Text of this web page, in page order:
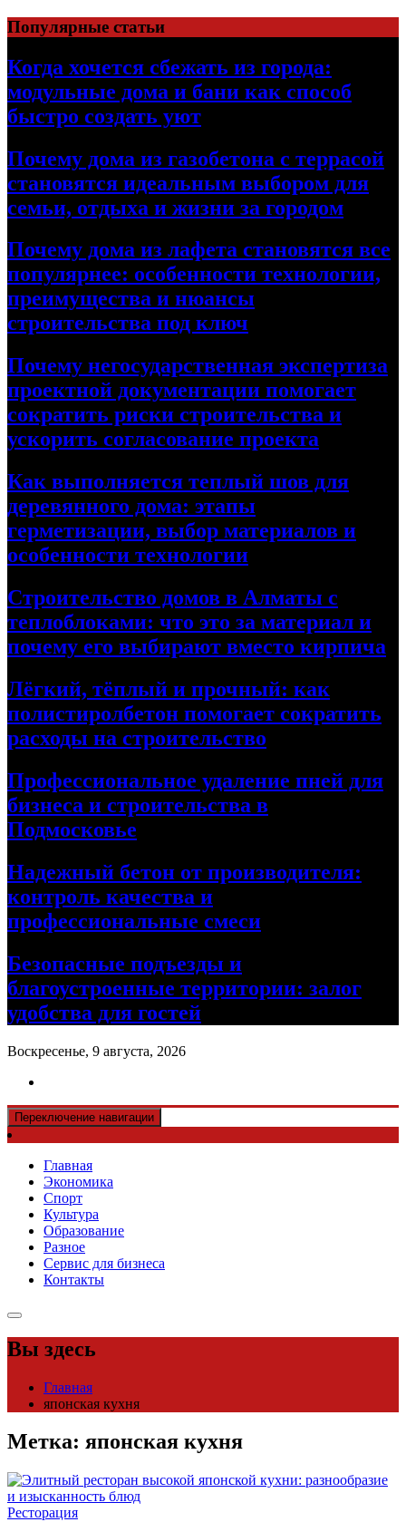
Перейти
к
содержимому
Популярные статьи
Когда хочется сбежать из города:
модульные дома и бани как способ
быстро создать уют
Почему дома из газобетона с террасой
становятся идеальным выбором для
семьи, отдыха и жизни за городом
Почему дома из лафета становятся все
популярнее: особенности технологии,
преимущества и нюансы
строительства под ключ
Почему негосударственная экспертиза
проектной документации помогает
сократить риски строительства и
ускорить согласование проекта
Как выполняется теплый шов для
деревянного дома: этапы
герметизации, выбор материалов и
особенности технологии
Строительство домов в Алматы с
теплоблоками: что это за материал и
почему его выбирают вместо кирпича
Лёгкий, тёплый и прочный: как
полистиролбетон помогает сократить
расходы на строительство
Профессиональное удаление пней для
бизнеса и строительства в
Подмосковье
Надежный бетон от производителя:
контроль качества и
профессиональные смеси
Безопасные подъезды и
благоустроенные территории: залог
удобства для гостей
Воскресенье, 9 августа, 2026
Переключение навигации
Главная
Экономика
Спорт
Культура
Образование
Разное
Сервис для бизнеса
Контакты
Вы здесь
Главная
японская кухня
Метка: японская кухня
Ресторация